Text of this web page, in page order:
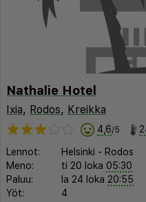
Nathalie Hotel
Ixia, Rodos, Kreikka
4,6/5
Lennot: Helsinki - Rodos
Meno:
ti 20 loka 05:30
Paluu:
la 24 loka 20:55
Yöt:
4